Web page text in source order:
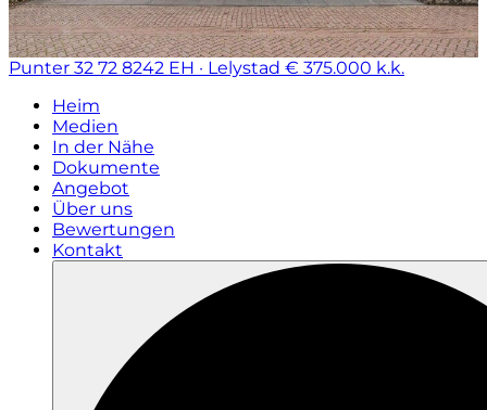
Punter 32 72 8242 EH · Lelystad € 375.000 k.k.
Heim
Medien
In der Nähe
Dokumente
Angebot
Über uns
Bewertungen
Kontakt